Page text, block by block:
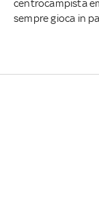
centrocampista
sempre gioca in